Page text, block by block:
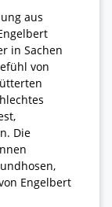
aus
in Sachen
von
Die
Engelbert